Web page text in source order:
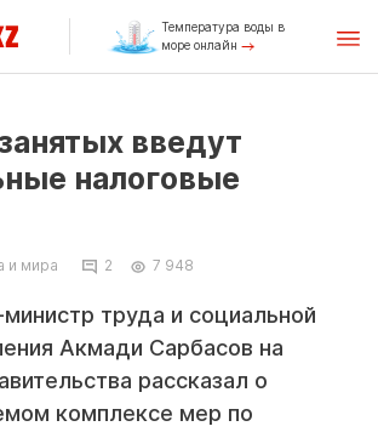
Температура воды в
море онлайн
введут
налоговые
и мира 2 7 948
труда и социальной
Акмади Сарбасов на
рассказал о
комплексе мер по